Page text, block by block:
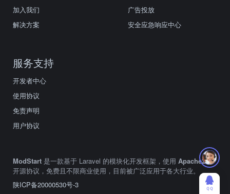
加入我们
解决方案
广告投放
安全应急响应中心
服务支持
开发者中心
使用协议
免责声明
用户协议
ModStart 是一款基于 Laravel 的模块化开发框架，使用 Apache2.0
开源协议，免费且不限商业使用，目前被广泛应用于各大行业。
陕ICP备20000530号-3
ＱＱ